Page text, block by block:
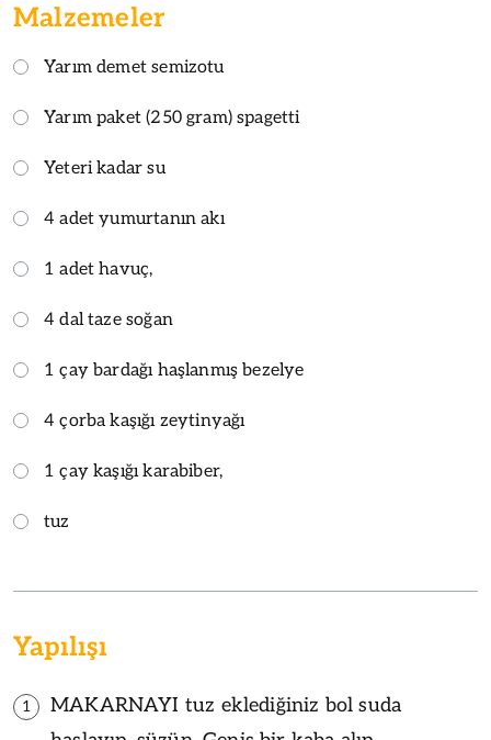
Malzemeler
Yarım demet semizotu
Yarım paket (250 gram) spagetti
Yeteri kadar su
4 adet yumurtanın akı
1 adet havuç,
4 dal taze soğan
1 çay bardağı haşlanmış bezelye
4 çorba kaşığı zeytinyağı
1 çay kaşığı karabiber,
tuz
Yapılışı
1
MAKARNAYI tuz eklediğiniz bol suda